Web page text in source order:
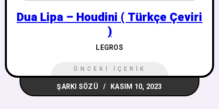
Dua Lipa – Houdini ( Türkçe Çeviri
)
LEGROS
ÖNCEKI İÇERIK
ŞARKI SÖZÜ KASIM 10, 2023